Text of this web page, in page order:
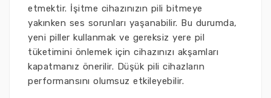
etmektir. İşitme cihazınızın pili bitmeye
yakınken ses sorunları yaşanabilir. Bu durumda,
yeni piller kullanmak ve gereksiz yere pil
tüketimini önlemek için cihazınızı akşamları
kapatmanız önerilir. Düşük pili cihazların
performansını olumsuz etkileyebilir.